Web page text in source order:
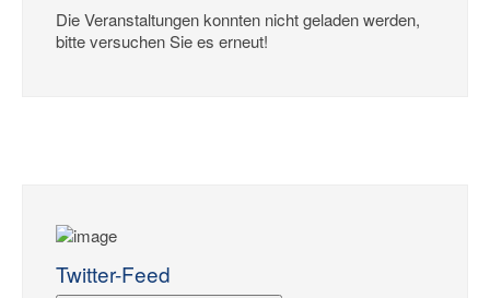
Die Veranstaltungen konnten nicht geladen werden,
bitte versuchen Sie es erneut!
Twitter-Feed